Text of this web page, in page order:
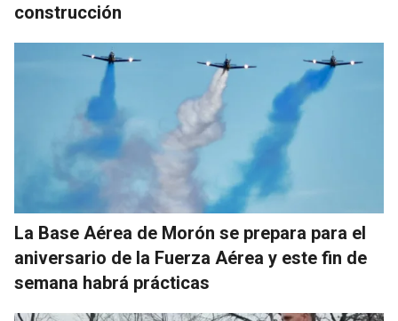
construcción
La Base Aérea de Morón se prepara para el
aniversario de la Fuerza Aérea y este fin de
semana habrá prácticas